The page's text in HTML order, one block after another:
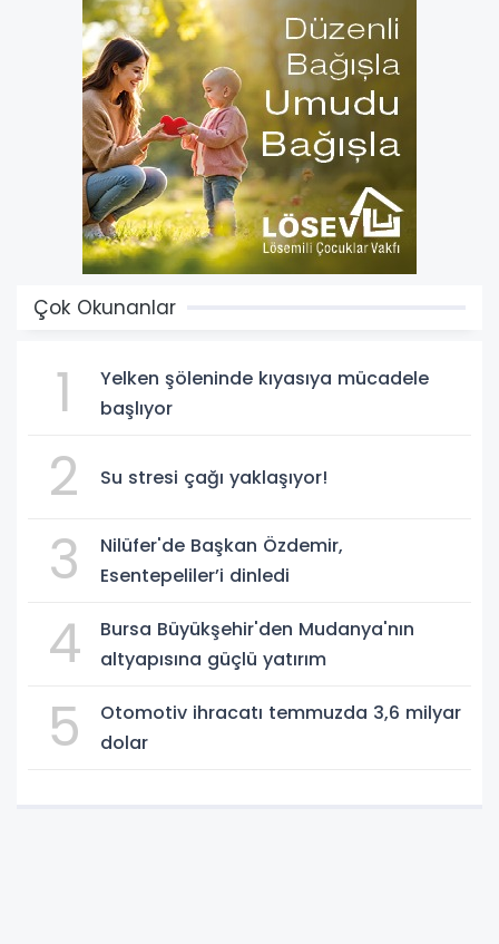
Çok Okunanlar
1
Yelken şöleninde kıyasıya mücadele
başlıyor
2 Su stresi çağı yaklaşıyor!
3
Nilüfer'de Başkan Özdemir,
Esentepeliler’i dinledi
4
Bursa Büyükşehir'den Mudanya'nın
altyapısına güçlü yatırım
5
Otomotiv ihracatı temmuzda 3,6 milyar
dolar